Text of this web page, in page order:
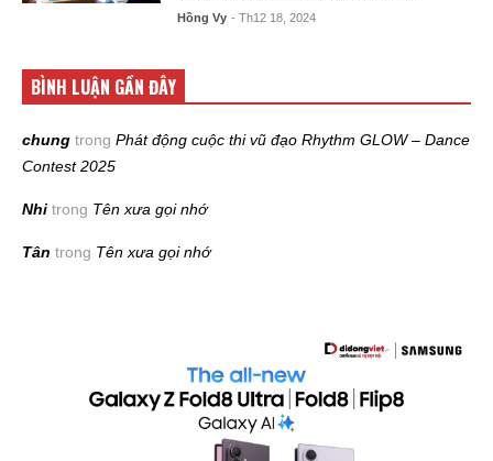
Hồng Vy - Th12 18, 2024
BÌNH LUẬN GẦN ĐÂY
chung trong Phát động cuộc thi vũ đạo Rhythm GLOW – Dance
Contest 2025
Nhi trong Tên xưa gọi nhớ
Tân trong Tên xưa gọi nhớ